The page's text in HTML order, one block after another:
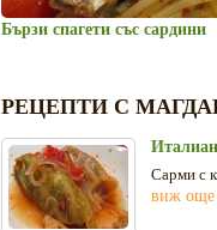
Бързи спагети със сардини
РЕЦЕПТИ С
Сарми с
виж още